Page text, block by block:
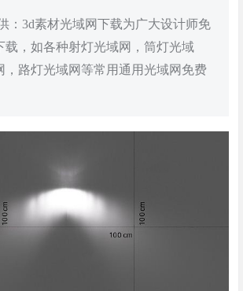
：3d素材光域网下载为广大设计师免
载，如各种射灯光域网，筒灯光域
，路灯光域网等常用通用光域网免费